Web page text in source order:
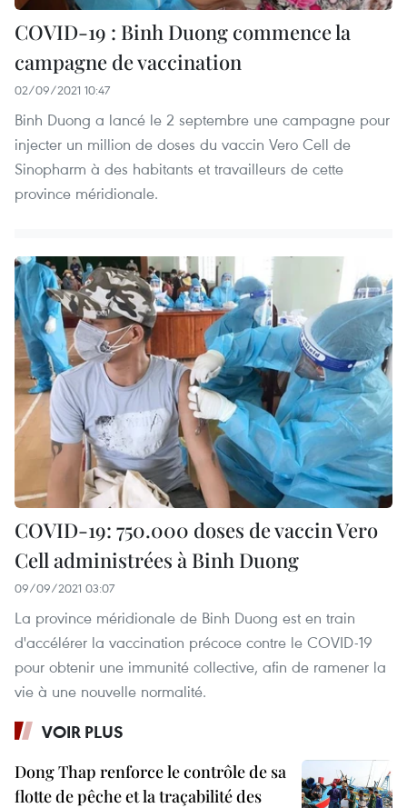
COVID-19 : Binh Duong commence la
campagne de vaccination
02/09/2021 10:47
Binh Duong a lancé le 2 septembre une campagne pour
injecter un million de doses du vaccin Vero Cell de
Sinopharm à des habitants et travailleurs de cette
province méridionale.
COVID-19: 750.000 doses de vaccin Vero
Cell administrées à Binh Duong
09/09/2021 03:07
La province méridionale de Binh Duong est en train
d'accélérer la vaccination précoce contre le COVID-19
pour obtenir une immunité collective, afin de ramener la
vie à une nouvelle normalité.
VOIR PLUS
Dong Thap renforce le contrôle de sa
flotte de pêche et la traçabilité des